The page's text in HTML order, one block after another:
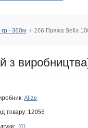
- 360м 266 Пряжа Bella
з
Alize
товару: 12056
(0)